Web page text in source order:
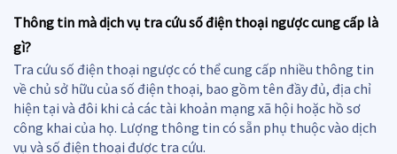
Thông tin mà dịch vụ tra cứu số điện thoại ngược cung cấp là
gì?
Tra cứu số điện thoại ngược có thể cung cấp nhiều thông tin
về chủ sở hữu của số điện thoại, bao gồm tên đầy đủ, địa chỉ
hiện tại và đôi khi cả các tài khoản mạng xã hội hoặc hồ sơ
công khai của họ. Lượng thông tin có sẵn phụ thuộc vào dịch
vụ và số điện thoại được tra cứu.